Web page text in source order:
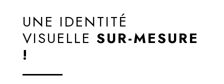
UNE IDENTITÉ
VISUELLE SUR-MESURE
!